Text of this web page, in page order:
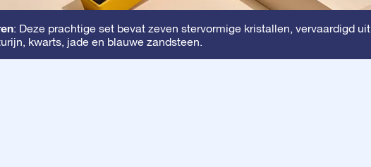
: Deze prachtige set bevat zeven stervormige kristallen, vervaardigd uit
kwarts, jade en blauwe zandsteen.